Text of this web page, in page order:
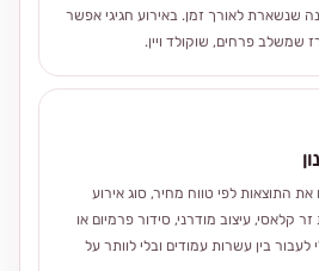
שנשארת לאורך זמן. באירוע חגיגי אפשר
שמשלב פרחים, שוקולד ויין.
התוצאות לפי טווח מחיר, סוג אירוע
קלאסי, עיצוב מודרני, סידור פרמיום או
בין עשרות עמודים ובלי לוותר על